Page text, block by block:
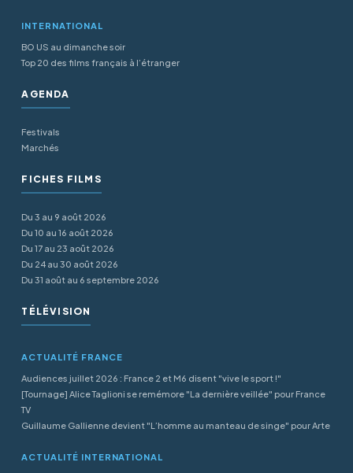
INTERNATIONAL
BO US au dimanche soir
Top 20 des films français à l’étranger
AGENDA
Festivals
Marchés
FICHES FILMS
Du 3 au 9 août 2026
Du 10 au 16 août 2026
Du 17 au 23 août 2026
Du 24 au 30 août 2026
Du 31 août au 6 septembre 2026
TÉLÉVISION
ACTUALITÉ FRANCE
Audiences juillet 2026 : France 2 et M6 disent "vive le sport !"
[Tournage] Alice Taglioni se remémore "La dernière veillée" pour France
TV
Guillaume Gallienne devient "L’homme au manteau de singe" pour Arte
ACTUALITÉ INTERNATIONAL